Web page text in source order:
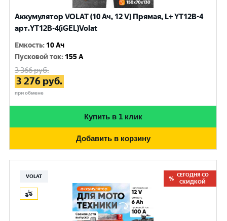
Аккумулятор VOLAT (10 Ач, 12 V) Прямая, L+ YT12B-4
арт.YT12B-4(iGEL)Volat
Емкость: 10 Ач
Пусковой ток: 155 A
3 366руб.
3 276 руб.
при обмене
Купить в 1 клик
Добавить в корзину
VOLAT
СЕГОДНЯ СО
СКИДКОЙ